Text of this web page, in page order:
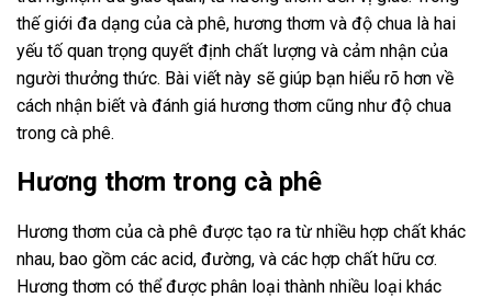
thế giới đa dạng của cà phê, hương thơm và độ chua là hai
yếu tố quan trọng quyết định chất lượng và cảm nhận của
người thưởng thức. Bài viết này sẽ giúp bạn hiểu rõ hơn về
cách nhận biết và đánh giá hương thơm cũng như độ chua
trong cà phê.
Hương thơm trong cà phê
Hương thơm của cà phê được tạo ra từ nhiều hợp chất khác
nhau, bao gồm các acid, đường, và các hợp chất hữu cơ.
Hương thơm có thể được phân loại thành nhiều loại khác